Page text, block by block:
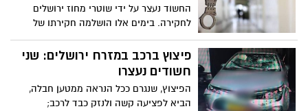
החשוד נעצר על ידי שוטרי מחוז ירושלים
לחקירה. בימים אלו הושלמה חקירתו של
תושב הצפון והבוקר, הוגש נגדו כתב האישום
על ידי יחידת התביעות המשטרתית בירושלים
פיצוץ ברכב במזרח ירושלים: שני
חשודים נעצרו
הפיצוץ, שנגרם ככל הנראה ממטען חבלה,
הביא לפציעה קשה ולנזק כבד לרכב;